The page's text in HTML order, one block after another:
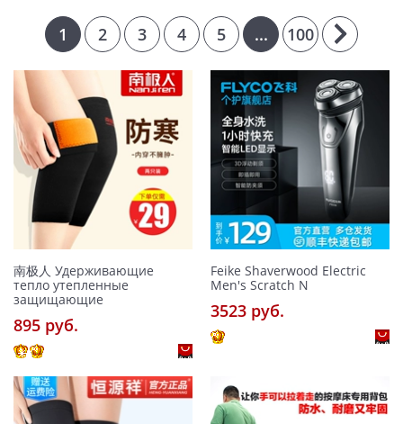
1 2 3 4 5 ... 100
南极人 Удерживающие
тепло утепленные
защищающие
895 pуб.
Feike Shaverwood Electric
Men's Scratch N
3523 pуб.